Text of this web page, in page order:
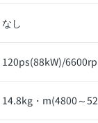
なし
120ps(88kW)/
14.8kg・m(4800～